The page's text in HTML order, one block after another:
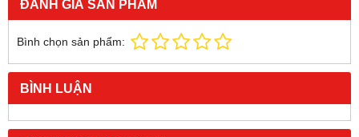
ĐÁNH GIÁ SẢN PHẨM
Bình chọn sản phẩm:
BÌNH LUẬN